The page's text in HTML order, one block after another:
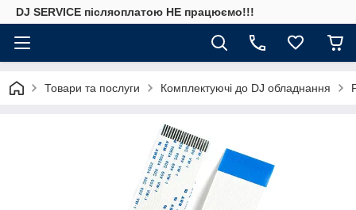
DJ SERVICE пiсляоплатою НЕ працюємо!!!
Товари та послуги Комплектуючі до DJ обладнання